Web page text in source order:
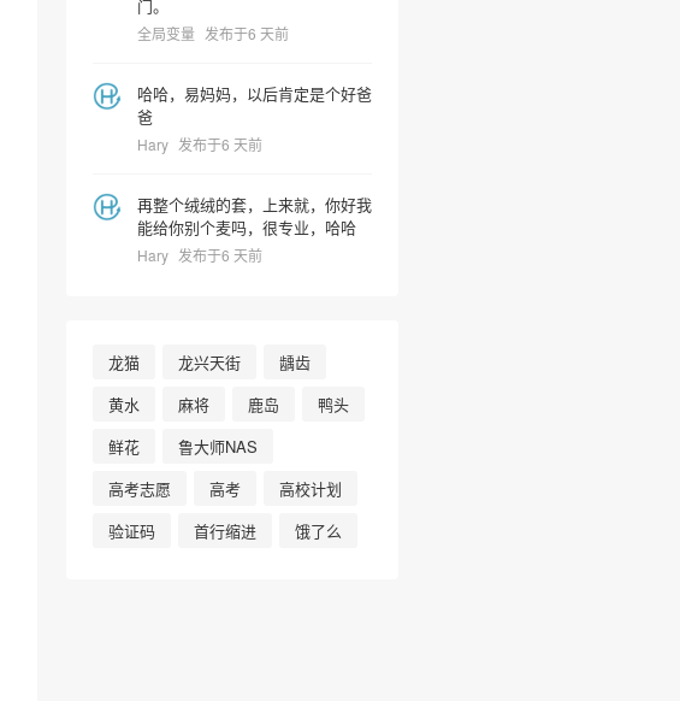
门。
全局变量 发布于6 天前
哈哈，易妈妈，以后肯定是个好爸
爸
Hary 发布于6 天前
再整个绒绒的套，上来就，你好我
能给你别个麦吗，很专业，哈哈
Hary 发布于6 天前
龙猫 龙兴天街
龋齿
黄水
麻将 鹿岛
鸭头
鲜花
鲁大师NAS
高考志愿
高考
高校计划
验证码
首行缩进 饿了么